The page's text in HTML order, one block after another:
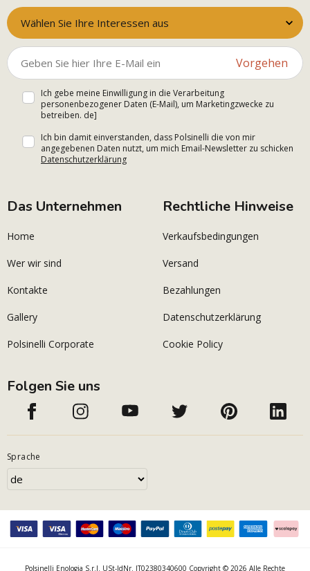
Wählen Sie Ihre Interessen aus
Vorgehen
Ich gebe meine Einwilligung in die Verarbeitung
personenbezogener Daten (E-Mail), um Marketingzwecke zu
betreiben. de]
Ich bin damit einverstanden, dass Polsinelli die von mir
angegebenen Daten nutzt, um mich Email-Newsletter zu schicken
Datenschutzerklärung
Das Unternehmen
Home
Wer wir sind
Kontakte
Gallery
Polsinelli Corporate
Rechtliche Hinweise
Verkaufsbedingungen
Versand
Bezahlungen
Datenschutzerklärung
Cookie Policy
Folgen Sie uns
Sprache
Polsinelli Enologia S.r.l. USt-IdNr. IT02380340600 Copyright © 2026 Alle Rechte